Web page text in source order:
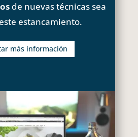
de nuevas técnicas sea
estancamiento.
más información